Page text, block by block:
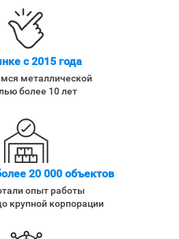
с 2015 года
металлической
более 10 лет
20 000 объектов
опыт работы
крупной корпорации